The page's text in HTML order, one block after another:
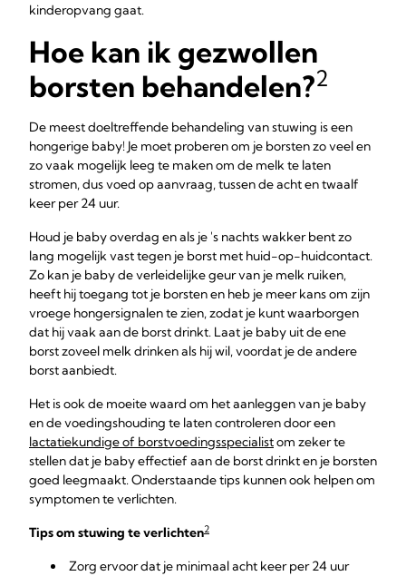
kinderopvang gaat.
Hoe kan ik gezwollen
borsten behandelen?2
De meest doeltreffende behandeling van stuwing is een
hongerige baby! Je moet proberen om je borsten zo veel en
zo vaak mogelijk leeg te maken om de melk te laten
stromen, dus voed op aanvraag, tussen de acht en twaalf
keer per 24 uur.
Houd je baby overdag en als je 's nachts wakker bent zo
lang mogelijk vast tegen je borst met huid-op-huidcontact.
Zo kan je baby de verleidelijke geur van je melk ruiken,
heeft hij toegang tot je borsten en heb je meer kans om zijn
vroege hongersignalen te zien, zodat je kunt waarborgen
dat hij vaak aan de borst drinkt. Laat je baby uit de ene
borst zoveel melk drinken als hij wil, voordat je de andere
borst aanbiedt.
Het is ook de moeite waard om het aanleggen van je baby
en de voedingshouding te laten controleren door een
lactatiekundige of borstvoedingsspecialistom zeker te
stellen dat je baby effectief aan de borst drinkt en je borsten
goed leegmaakt. Onderstaande tips kunnen ook helpen om
symptomen te verlichten.
Tips om stuwing te verlichten2
Zorg ervoor dat je minimaal acht keer per 24 uur